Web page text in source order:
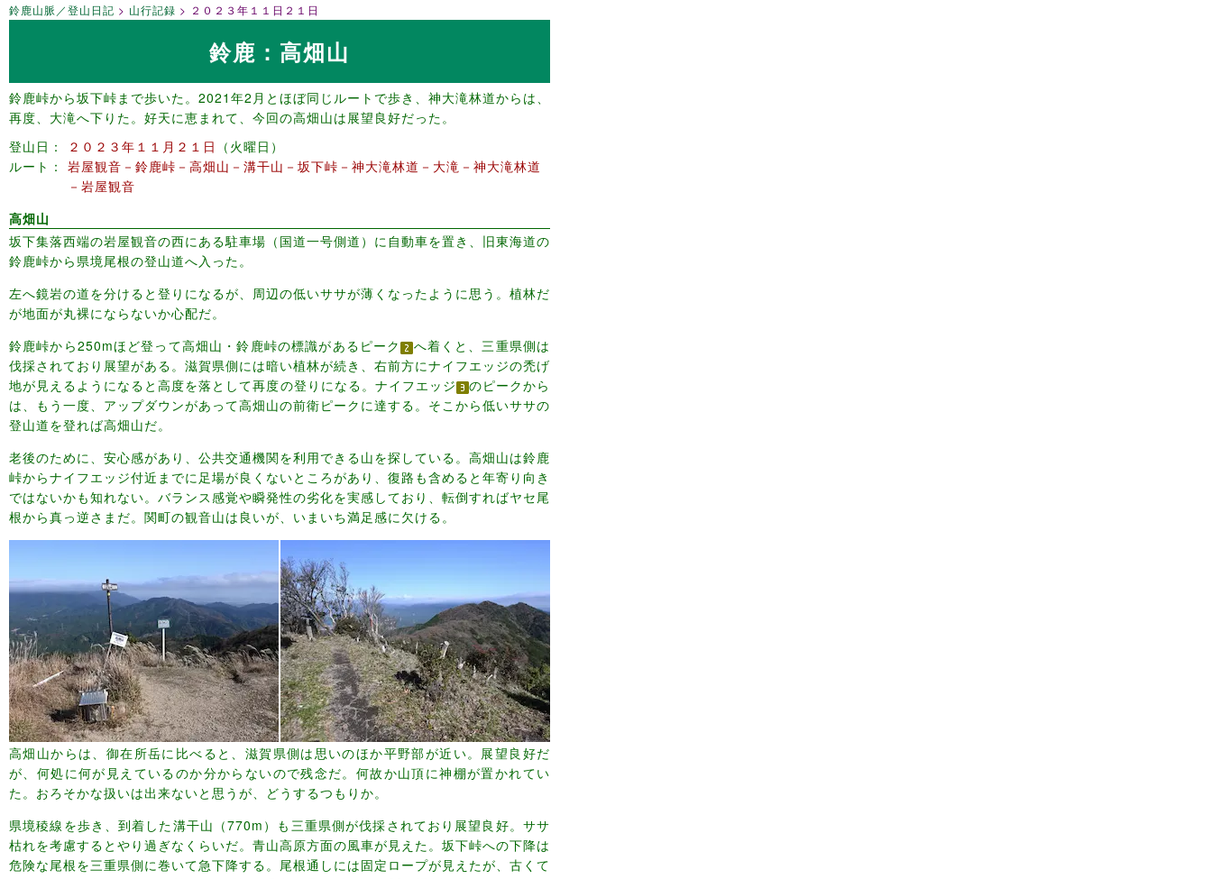
鈴鹿山脈／登山日記 山行記録 ２０２３年１１日２１日
鈴鹿：高畑山
鈴鹿峠から坂下峠まで歩いた。2021年2月とほぼ同じルートで歩き、神大滝林道からは、
再度、大滝へ下りた。好天に恵まれて、今回の高畑山は展望良好だった。
登山日
２０２３年１１月２１日
火曜日
ルート
岩屋観音－鈴鹿峠－高畑山－溝干山－坂下峠－神大滝林道－大滝－神大滝林道
－岩屋観音
高畑山
坂下集落西端の岩屋観音の西にある駐車場（国道一号側道）に自動車を置き、旧東海道の
鈴鹿峠から県境尾根の登山道へ入った。
左へ鏡岩の道を分けると登りになるが、周辺の低いササが薄くなったように思う。植林だ
が地面が丸裸にならないか心配だ。
鈴鹿峠から250mほど登って高畑山・鈴鹿峠の標識があるピーク
へ着くと、三重県側は
伐採されており展望がある。滋賀県側には暗い植林が続き、右前方にナイフエッジの禿げ
地が見えるようになると高度を落として再度の登りになる。ナイフエッジ
のピークから
は、もう一度、アップダウンがあって高畑山の前衛ピークに達する。そこから低いササの
登山道を登れば高畑山だ。
老後のために、安心感があり、公共交通機関を利用できる山を探している。高畑山は鈴鹿
峠からナイフエッジ付近までに足場が良くないところがあり、復路も含めると年寄り向き
ではないかも知れない。バランス感覚や瞬発性の劣化を実感しており、転倒すればヤセ尾
根から真っ逆さまだ。関町の観音山は良いが、いまいち満足感に欠ける。
高畑山からは、御在所岳に比べると、滋賀県側は思いのほか平野部が近い。展望良好だ
が、何処に何が見えているのか分からないので残念だ。何故か山頂に神棚が置かれてい
た。おろそかな扱いは出来ないと思うが、どうするつもりか。
県境稜線を歩き、到着した溝干山（770m）も三重県側が伐採されており展望良好。ササ
枯れを考慮するとやり過ぎなくらいだ。青山高原方面の風車が見えた。坂下峠への下降は
危険な尾根を三重県側に巻いて急下降する。尾根通しには固定ロープが見えたが、古くて